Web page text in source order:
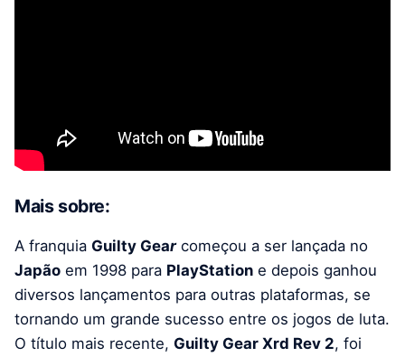
Mais sobre:
A franquia Guilty Gearcomeçou a ser lançada no
Japão em 1998 para PlayStation e depois ganhou
diversos lançamentos para outras plataformas, se
tornando um grande sucesso entre os jogos de luta.
O título mais recente, Guilty Gear Xrd Rev 2, foi